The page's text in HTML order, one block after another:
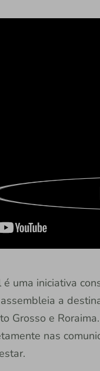
é uma iniciativa
a
Grosso e
nas